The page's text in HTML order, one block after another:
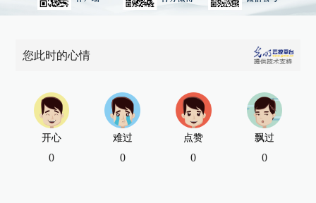
您此时的心情
开心
0
难过
0
点赞
0
飘过
0